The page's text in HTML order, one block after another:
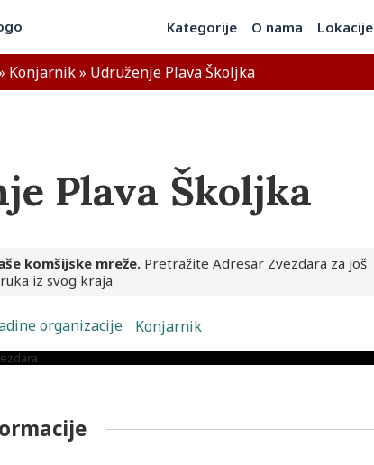
Kategorije O nama Lokacije
Konjarnik» Udruženje Plava Školjka
Plava Školjka
komšijske mreže. Pretražite Adresar Zvezdara za još
iz svog kraja
organizacije Konjarnik